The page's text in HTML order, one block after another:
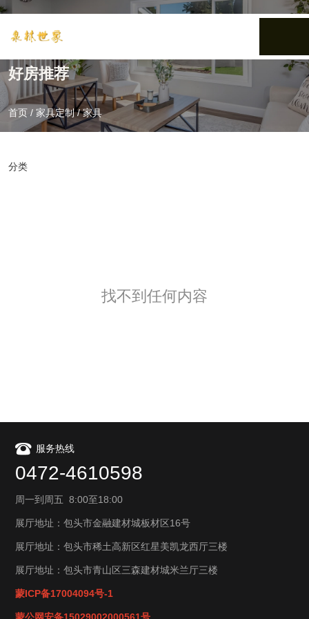
好房推荐
首页 / 家具定制 /家具
分类
找不到任何内容
服务热线
0472-4610598
周一到周五 8:00至18:00
展厅地址：包头市金融建材城板材区16号
展厅地址：包头市稀土高新区红星美凯龙西厅三楼
展厅地址：包头市青山区三森建材城米兰厅三楼
蒙ICP备17004094号-1